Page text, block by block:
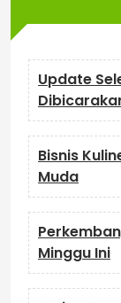
Update
Bisnis
Muda
Minggu Ini